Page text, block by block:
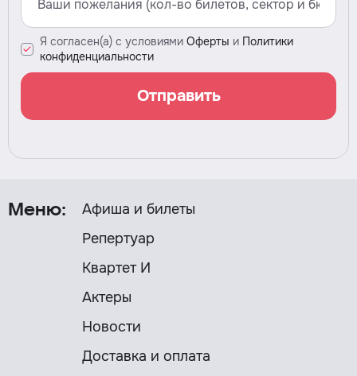
Я согласен(а) с условиями Оферты и Политики
конфиденциальности
Отправить
Меню:
Афиша и билеты
Репертуар
Квартет И
Актеры
Новости
Доставка и оплата